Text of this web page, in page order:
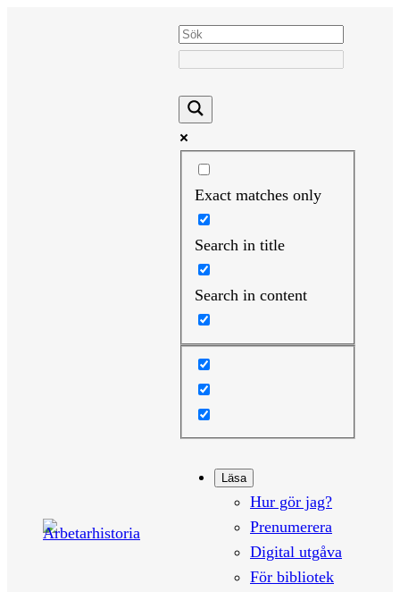
Exact matches only
Search in title
Search in content
Läsa
Hur gör jag?
Prenumerera
Digital utgåva
För bibliotek